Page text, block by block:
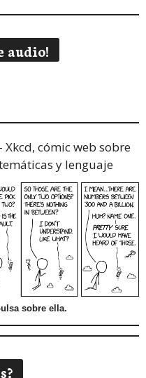
audio!
Xkcd, cómic web sobre
y lenguaje
sobre ella.